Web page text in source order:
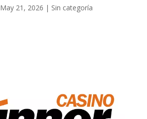
May 21, 2026 | Sin categoría